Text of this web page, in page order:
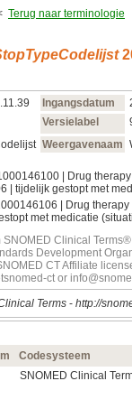
Terug naar terminologie
Ingangsdatum
Versielabel
Weergavenaam
| Drug
| tijdelijk gestopt met
| Drug
met medicatie
Clinical
Development
CT Affiliate
ct or
Terms - http://
Codesysteem
SNOMED Clinical